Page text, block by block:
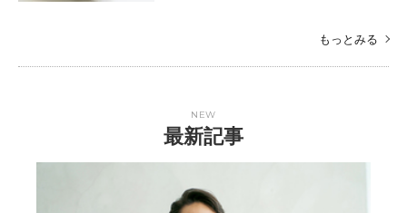
もっとみる
NEW
最新記事